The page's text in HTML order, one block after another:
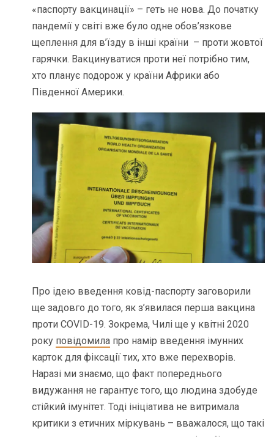
«паспорту вакцинації» – геть не нова. До початку
пандемії у світі вже було одне обов’язкове
щеплення для в’їзду в інші країни – проти жовтої
гарячки. Вакцинуватися проти неї потрібно тим,
хто планує подорож у країни Африки або
Південної Америки.
Про ідею введення ковід-паспорту заговорили
ще задовго до того, як з’явилася перша вакцина
проти COVID-19. Зокрема, Чилі ще у квітні 2020
року повідомила про намір введення імунних
карток для фіксації тих, хто вже перехворів.
Наразі ми знаємо, що факт попереднього
видужання не гарантує того, що людина здобуде
стійкий імунітет. Тоді ініціатива не витримала
критики з етичних міркувань – вважалося, що такі